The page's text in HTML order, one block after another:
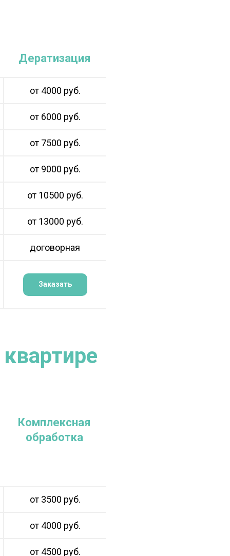
Дератизация
от 4000 руб.
от 6000 руб.
от 7500 руб.
от 9000 руб.
от 10500 руб.
от 13000 руб.
договорная
Заказать
Комплексная
обработка
от 3500 руб.
от 4000 руб.
от 4500 руб.